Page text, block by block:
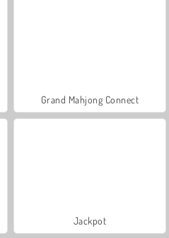
Grand Mahjong Connect
Jackpot